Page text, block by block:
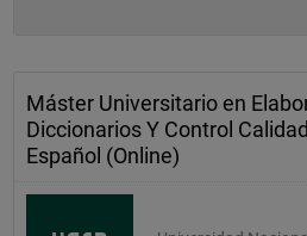
Máster Universitario en
Diccionarios Y Control
Español (Online)